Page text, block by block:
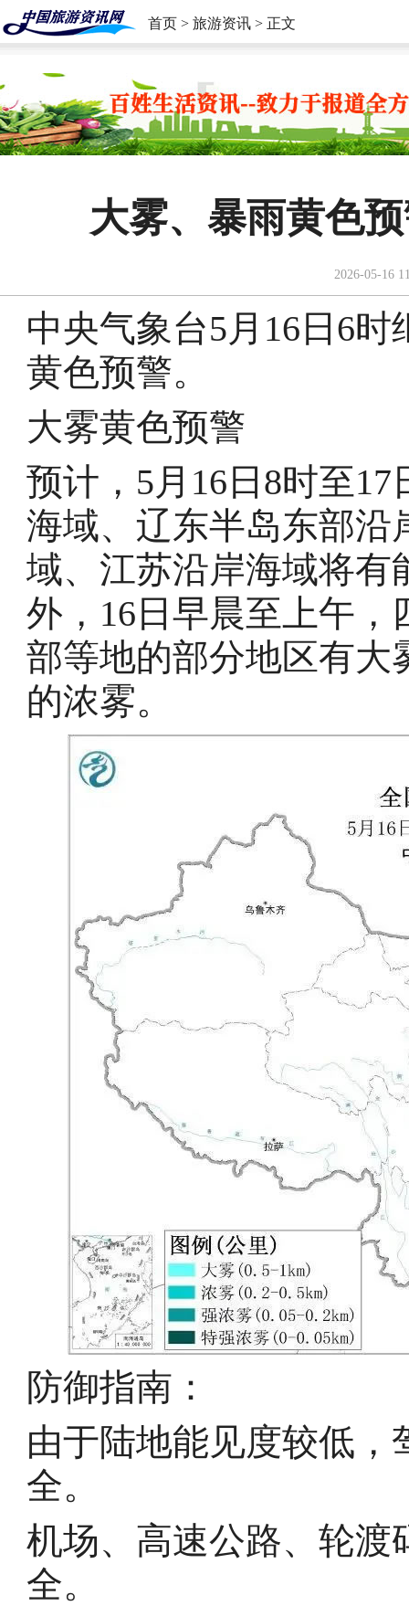
首页 > 旅游资讯 > 正文
大雾、暴雨黄色
2026-05-16
中央气象台5月16日6
黄色预警。
大雾黄色预警
预计，5月16日8时至
海域、辽东半岛东部沿
域、江苏沿岸海域将有
外，16日早晨至上午
部等地的部分地区有大
的浓雾。
防御指南：
由于陆地能见度较低
全。
机场、高速公路、轮渡
全。